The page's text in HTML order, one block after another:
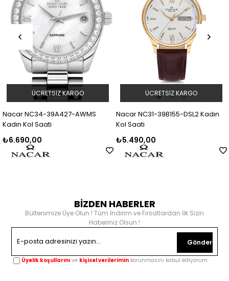
Nacar NC34-39A427-AWMS
Kadın Kol Saati
₺6.690,00
ÜCRETSIZ KARGO
Nacar NC31-39B155-DSL2 Kadın
Kol Saati
₺5.490,00
ÜCRETSIZ KARGO
BİZDEN HABERLER
Bültenimize Üye Olun ! Tüm İndirim ve Fırsatlardan İlk Sizin
Haberiniz Olsun !
Gönder
Üyelik koşullarını ve kişisel verilerimin korunmasını kabul ediyorum.